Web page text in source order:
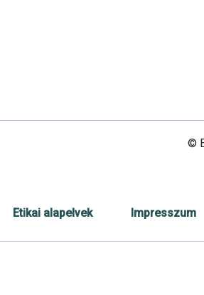
©
Etikai alapelvek Impresszum